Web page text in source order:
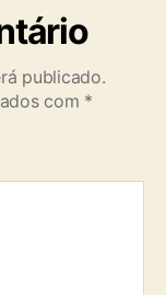
publicado.
com *